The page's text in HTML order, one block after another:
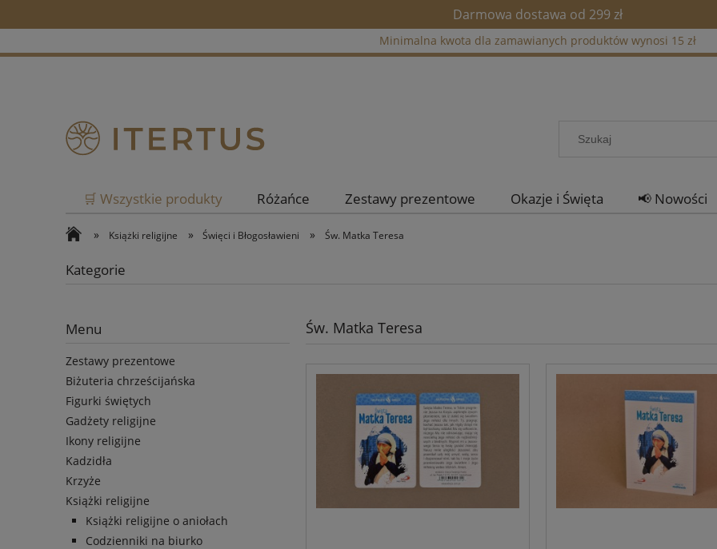
Darmowa dostawa od 299 zł
Minimalna kwota dla zamawianych produktów wynosi 15 zł
🛒 Wszystkie produkty Różańce Zestawy prezentowe Okazje i Święta 📢 Nowości
» Książki religijne » Święci i Błogosławieni » Św. Matka Teresa
Kategorie
Menu
Zestawy prezentowe
Biżuteria chrześcijańska
Figurki świętych
Gadżety religijne
Ikony religijne
Kadzidła
Krzyże
Książki religijne
Książki religijne o aniołach
Codzienniki na biurko
Św. Matka Teresa